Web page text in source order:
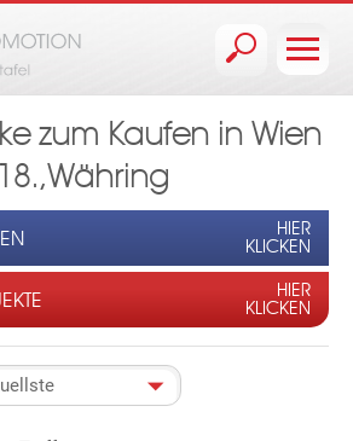
zum Kaufen in Wien
18.,Währing
HIER
KLICKEN
HIER
KLICKEN